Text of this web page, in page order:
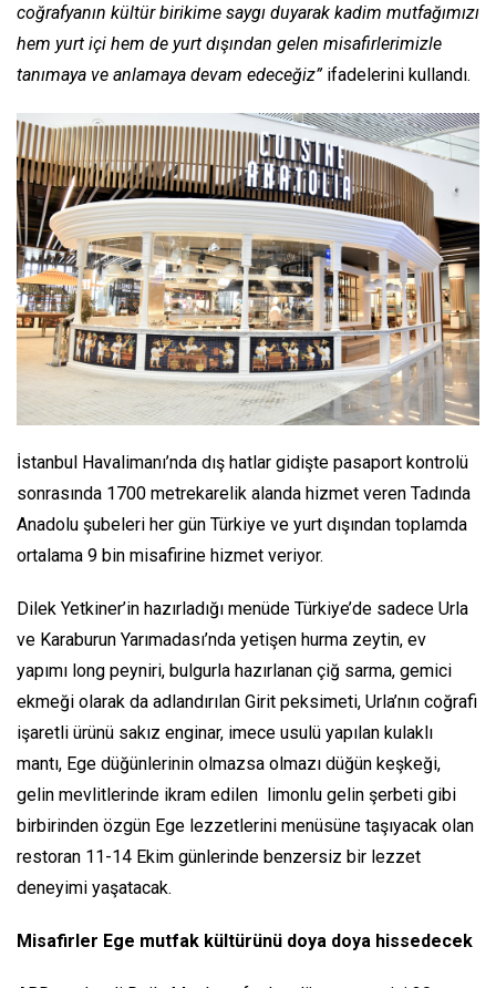
coğrafyanın kültür birikime saygı duyarak kadim mutfağımızı
hem yurt içi hem de yurt dışından gelen misafirlerimizle
tanımaya ve anlamaya devam edeceğiz”ifadelerini kullandı.
İstanbul Havalimanı’nda dış hatlar gidişte pasaport kontrolü
sonrasında 1700 metrekarelik alanda hizmet veren Tadında
Anadolu şubeleri her gün Türkiye ve yurt dışından toplamda
ortalama 9 bin misafirine hizmet veriyor.
Dilek Yetkiner’in hazırladığı menüde Türkiye’de sadece Urla
ve Karaburun Yarımadası’nda yetişen hurma zeytin, ev
yapımı long peyniri, bulgurla hazırlanan çiğ sarma, gemici
ekmeği olarak da adlandırılan Girit peksimeti, Urla’nın coğrafi
işaretli ürünü sakız enginar, imece usulü yapılan kulaklı
mantı, Ege düğünlerinin olmazsa olmazı düğün keşkeği,
gelin mevlitlerinde ikram edilen limonlu gelin şerbeti gibi
birbirinden özgün Ege lezzetlerini menüsüne taşıyacak olan
restoran 11-14 Ekim günlerinde benzersiz bir lezzet
deneyimi yaşatacak.
Misafirler Ege mutfak kültürünü doya doya hissedecek